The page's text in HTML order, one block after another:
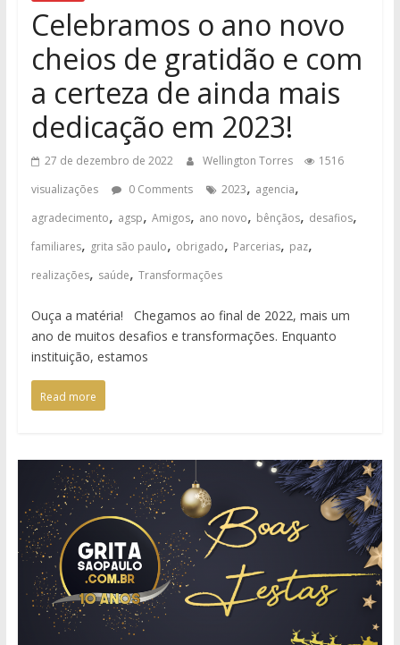
Celebramos o ano novo
cheios de gratidão e com
a certeza de ainda mais
dedicação em 2023!
27 de dezembro de 2022 Wellington Torres
1516
visualizações
0 Comments 2023, agencia,
agradecimento, agsp, Amigos, ano novo, bênçãos, desafios,
familiares, grita são paulo, obrigado, Parcerias, paz,
realizações, saúde, Transformações
Ouça a matéria! Chegamos ao final de 2022, mais um
ano de muitos desafios e transformações. Enquanto
instituição, estamos
Read more